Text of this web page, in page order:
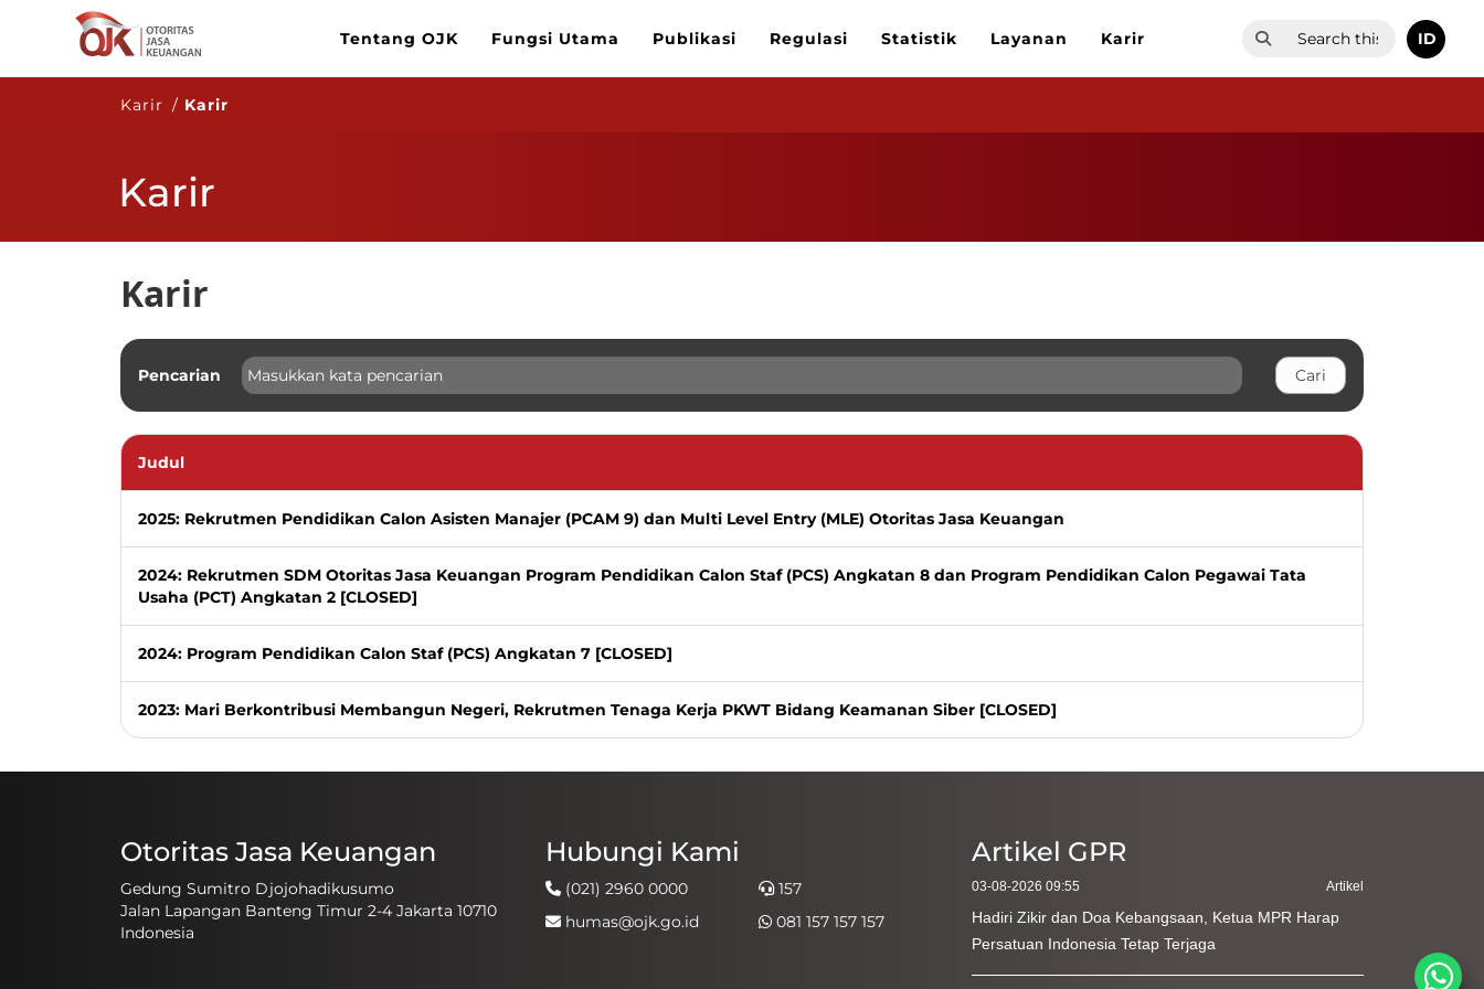
Tentang OJK Fungsi Utama Publikasi Regulasi Statistik Layanan Karir ID
Karir / Karir
Karir
Karir
Pencarian
Judul
2025: Rekrutmen Pendidikan Calon Asisten Manajer (PCAM 9) dan Multi Level Entry (MLE) Otoritas Jasa Keuangan
2024: Rekrutmen SDM Otoritas Jasa Keuangan Program Pendidikan Calon Staf (PCS) Angkatan 8 dan Program Pendidikan Calon Pegawai Tata
Usaha (PCT) Angkatan 2 [CLOSED]
2024: Program Pendidikan Calon Staf (PCS) Angkatan 7 [CLOSED]
2023: Mari Berkontribusi Membangun Negeri, Rekrutmen Tenaga Kerja PKWT Bidang Keamanan Siber [CLOSED]
Otoritas Jasa Keuangan
Gedung Sumitro Djojohadikusumo
Jalan Lapangan Banteng Timur 2-4 Jakarta 10710
Indonesia
Hubungi Kami
(021) 2960 0000
157
humas@ojk.go.id
081 157 157 157
Artikel GPR
Artikel
03-08-2026 09:55
Hadiri Zikir dan Doa Kebangsaan, Ketua MPR Harap
Persatuan Indonesia Tetap Terjaga